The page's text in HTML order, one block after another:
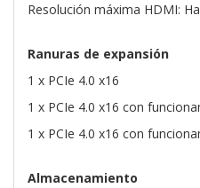
Resolución máxima HDMI:
Ranuras de expansión
1 x PCIe 4.0 x16
1 x PCIe 4.0 x16 con
1 x PCIe 4.0 x16 con
Almacenamiento